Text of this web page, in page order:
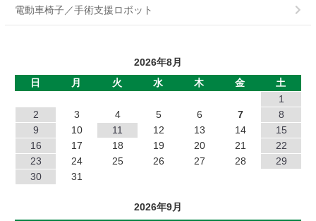
MHワンショット
EMP
DMP
NC
電動車椅子／手術支援ロボット
2026年8月
日
月 火 水 木 金
土
1
2
3 4 5 6 7
8
9
10 11 12 13 14
15
16
17 18 19 20 21
22
23
24 25 26 27 28
29
30
31
2026年9月